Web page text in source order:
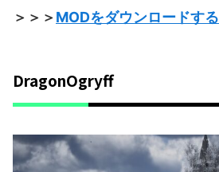
＞＞＞MODをダウンロードする
DragonOgryff